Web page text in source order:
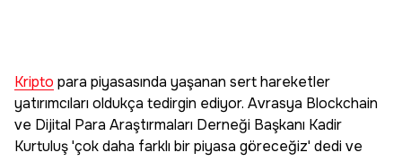
Kripto para piyasasında yaşanan sert hareketler
yatırımcıları oldukça tedirgin ediyor. Avrasya Blockchain
ve Dijital Para Araştırmaları Derneği Başkanı Kadir
Kurtuluş 'çok daha farklı bir piyasa göreceğiz' dedi ve